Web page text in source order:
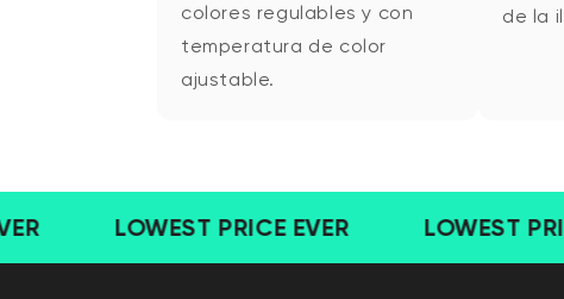
colores regulables y con
temperatura de color
ajustable.
de la